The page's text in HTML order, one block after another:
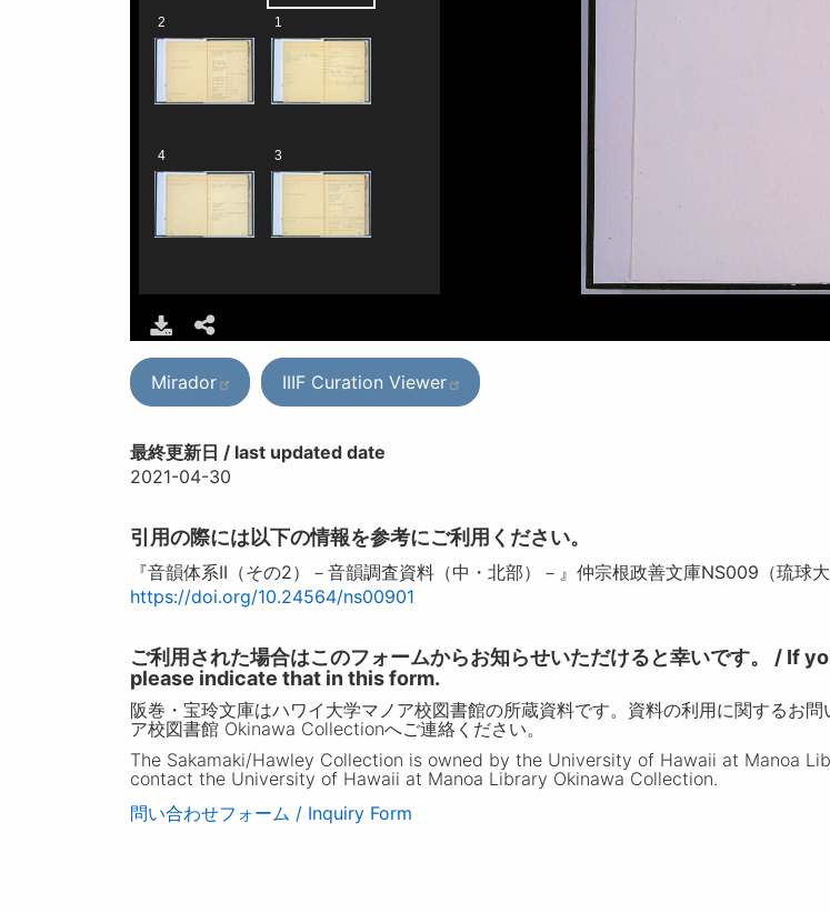
Mirador IIIF Curation Viewer
最終更新日 / last updated date
2021-04-30
引用の際には以下の情報を参考にご利用ください。
『音韻体系II（その2）－音韻調査資料（中・北部）－』仲宗根政善文庫NS009（琉球
https://doi.org/10.24564/ns00901
ご利用された場合はこのフォームからお知らせいただけると幸いです。 / If
please indicate that in this form.
阪巻・宝玲文庫はハワイ大学マノア校図書館の所蔵資料です。資料の利用に関するお問
ア校図書館 Okinawa Collectionへご連絡ください。
The Sakamaki/Hawley Collection is owned by the University of Hawaii at Manoa
contact the University of Hawaii at Manoa Library Okinawa Collection.
問い合わせフォーム / Inquiry Form